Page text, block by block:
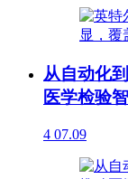
从自动化
医学检验
4 07.09